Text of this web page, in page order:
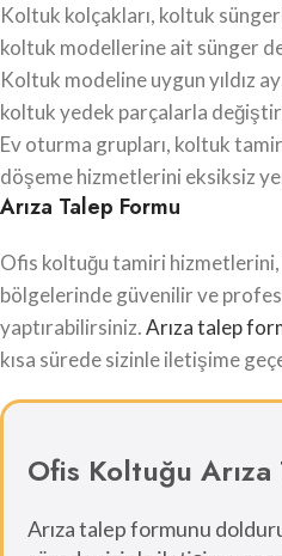
Koltuk kolçakları, koltuk
koltuk modellerine ait sünger
Koltuk modeline uygun yıldız
koltuk yedek parçalarla
Ev oturma grupları, koltuk
döşeme hizmetlerini eksiksiz
Arıza Talep Formu
Ofis koltuğu tamiri hizmetlerini,
bölgelerinde güvenilir ve
yaptırabilirsiniz.Arıza talep
kısa sürede sizinle iletişime
Ofis Koltuğu Arıza
Arıza talep formunu